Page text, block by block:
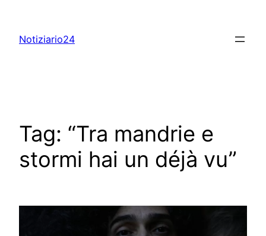
content
Notiziario24
Tag: “Tra mandrie e
stormi hai un déjà vu”